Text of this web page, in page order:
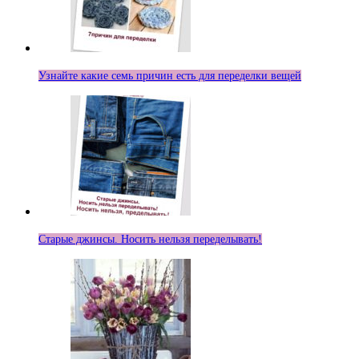
Узнайте какие семь причин есть для переделки вещей
Старые джинсы. Носить нельзя переделывать!